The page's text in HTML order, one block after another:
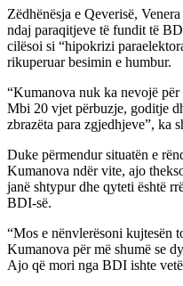
Zëdhënësja e Qeverisë,
ndaj paraqitjeve të fundit të
cilësoi si “hipokrizi
rikuperuar besimin e humbur.
“Kumanova nuk ka nevojë
Mbi 20 vjet përbuzje, goditje
zbrazëta para zgjedhjeve”, ka
Duke përmendur situatën e
Kumanova ndër vite, ajo
janë shtypur dhe qyteti është
BDI-së.
“Mos e nënvlerësoni kujtesën
Kumanova për më shumë se
Ajo që mori nga BDI ishte